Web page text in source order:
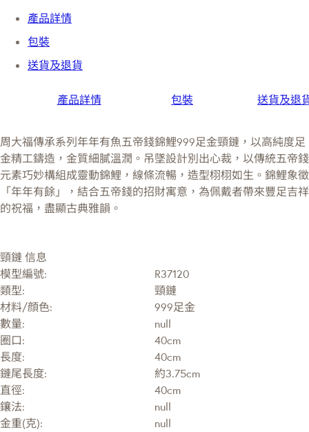
產品詳情
包裝
送貨及退貨
產品詳情 包裝 送貨及退
周大福傳承系列年年有魚五帝錢錦鯉999足金頸鏈，以高純度足
金精工鑄造，金質細膩溫潤。吊墜設計別出心裁，以傳統五帝錢
元素巧妙構組成靈動錦鯉，線條流暢，造型栩栩如生。錦鯉象徵
「年年有餘」，結合五帝錢的招財寓意，為佩戴者帶來豐足吉祥
的祝福，盡顯古典雅韻。
頸鏈 信息
模型編號:
R37120
類型:
頸鏈
材料/顔色:
999足金
數量:
null
圈口:
40cm
長度:
40cm
鏈尾長度:
約3.75cm
直徑:
40cm
鑲法:
null
金重(克):
null